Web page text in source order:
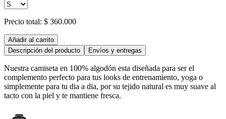
Precio total: $ 360.000
Añadir al carrito
Descripción del producto
Envíos y entregas
Nuestra camiseta en 100% algodón esta diseñada para ser el
complemento perfecto para tus looks de entrenamiento, yoga o
simplemente para tu dia a dia, por su tejido natural es muy suave al
tacto con la piel y te mantiene fresca.